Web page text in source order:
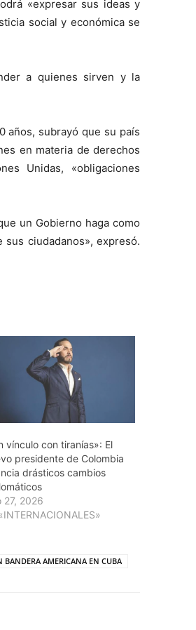
«expresar sus ideas y
social y económica se
a quienes sirven y la
años, subrayó que su país
en materia de derechos
Unidas, «obligaciones
un Gobierno haga como
ciudadanos», expresó.
vínculo con tiranías»: El
presidente de Colombia
drásticos cambios
27, 2026
BANDERA AMERICANA EN CUBA